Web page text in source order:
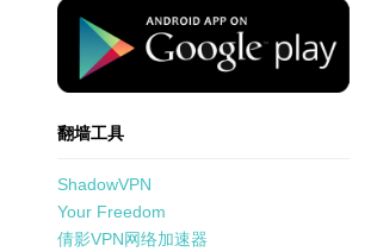
standard-icon-googleplay-app-
翻墙工具
ShadowVPN
Your Freedom
倩影VPN网络加速器